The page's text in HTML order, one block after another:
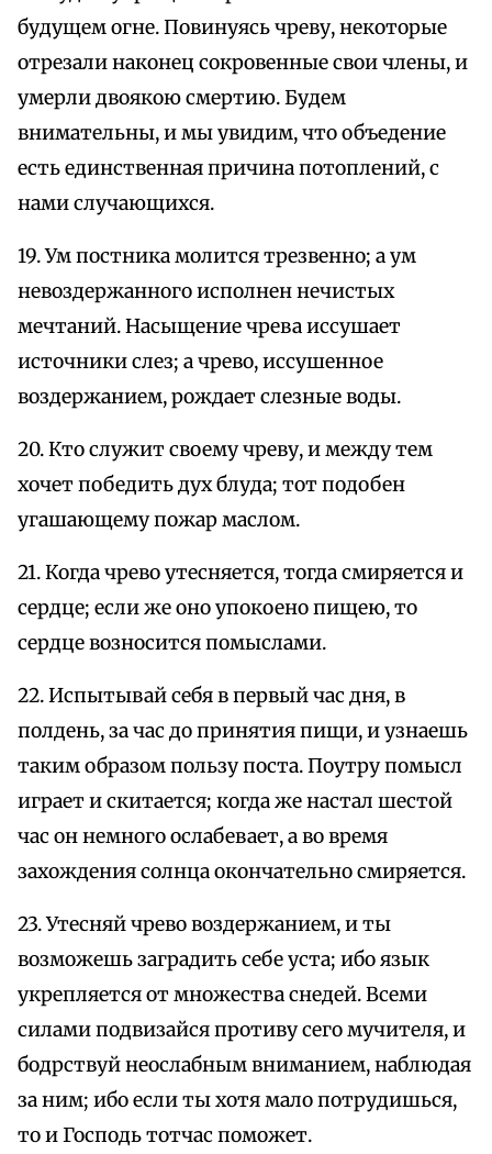
будущем огне. Повинуясь чреву, некоторые
отрезали наконец сокровенные свои члены, и
умерли двоякою смертию. Будем
внимательны, и мы увидим, что объедение
есть единственная причина потоплений, с
нами случающихся.
19. Ум постника молится трезвенно; а ум
невоздержанного исполнен нечистых
мечтаний. Насыщение чрева иссушает
источники слез; а чрево, иссушенное
воздержанием, рождает слезные воды.
20. Кто служит своему чреву, и между тем
хочет победить дух блуда; тот подобен
угашающему пожар маслом.
21. Когда чрево утесняется, тогда смиряется и
сердце; если же оно упокоено пищею, то
сердце возносится помыслами.
22. Испытывай себя в первый час дня, в
полдень, за час до принятия пищи, и узнаешь
таким образом пользу поста. Поутру помысл
играет и скитается; когда же настал шестой
час он немного ослабевает, а во время
захождения солнца окончательно смиряется.
23. Утесняй чрево воздержанием, и ты
возможешь заградить себе уста; ибо язык
укрепляется от множества снедей. Всеми
силами подвизайся противу сего мучителя, и
бодрствуй неослабным вниманием, наблюдая
за ним; ибо если ты хотя мало потрудишься,
то и Господь тотчас поможет.